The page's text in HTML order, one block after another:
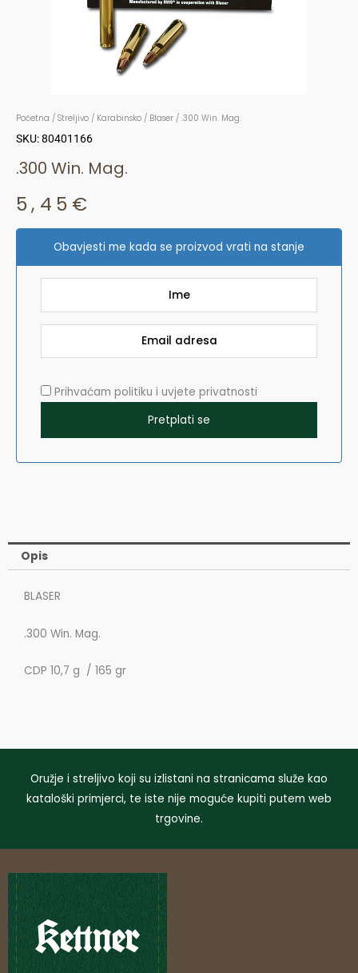
Početna / Streljivo / Karabinsko / Blaser / .300 Win. Mag.
SKU: 80401166
.300 Win. Mag.
5,45 €
Obavjesti me kada se proizvod vrati na stanje
Prihvaćam politiku i uvjete privatnosti
Opis
BLASER
.300 Win. Mag.
CDP 10,7 g / 165 gr
Oružje i streljivo koji su izlistani na stranicama služe kao
kataloški primjerci, te iste nije moguće kupiti putem web
trgovine.